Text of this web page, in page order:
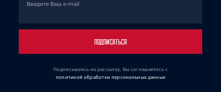
Введите Ваш e-mail
ПОДПИСАТЬСЯ
Подписываясь на рассылку, Вы соглашаетесь с
политикой обработки персональных данных